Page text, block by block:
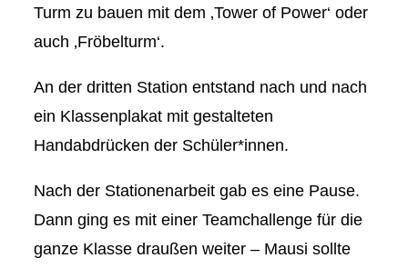
Turm zu bauen mit dem ‚Tower of Power‘ oder
auch ‚Fröbelturm‘.⁠
An der dritten Station entstand nach und nach
ein Klassenplakat mit gestalteten
Handabdrücken der Schüler*innen.⁠⁠
Nach der Stationenarbeit gab es eine Pause.
Dann ging es mit einer Teamchallenge für die
ganze Klasse draußen weiter – Mausi sollte